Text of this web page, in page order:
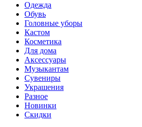
Одежда
Обувь
Головные уборы
Кастом
Косметика
Для дома
Аксессуары
Музыкантам
Сувениры
Украшения
Разное
Новинки
Скидки